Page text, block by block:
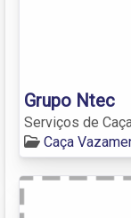
Grupo Ntec
Serviços de
Caça